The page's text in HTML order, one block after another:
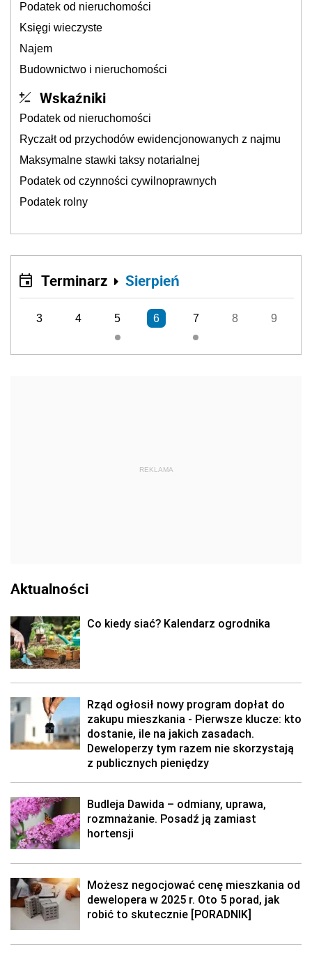
Podatek od nieruchomości
Księgi wieczyste
Najem
Budownictwo i nieruchomości
Wskaźniki
Podatek od nieruchomości
Ryczałt od przychodów ewidencjonowanych z najmu
Maksymalne stawki taksy notarialnej
Podatek od czynności cywilnoprawnych
Podatek rolny
Terminarz Sierpień
3 4 5 6 7 8 9
REKLAMA
Aktualności
Co kiedy siać? Kalendarz ogrodnika
Rząd ogłosił nowy program dopłat do
zakupu mieszkania - Pierwsze klucze: kto
dostanie, ile na jakich zasadach.
Deweloperzy tym razem nie skorzystają
z publicznych pieniędzy
Budleja Dawida – odmiany, uprawa,
rozmnażanie. Posadź ją zamiast
hortensji
Możesz negocjować cenę mieszkania od
dewelopera w 2025 r. Oto 5 porad, jak
robić to skutecznie [PORADNIK]